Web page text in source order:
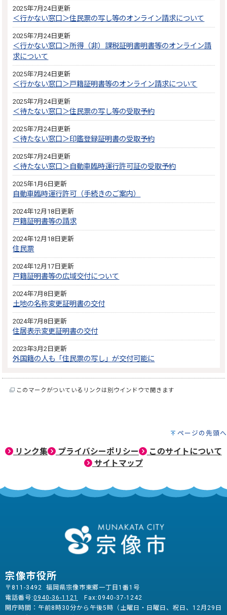
2025年7月24日更新
＜行かない窓口＞住民票の写し等のオンライン請求について
2025年7月24日更新
＜行かない窓口＞所得（非）課税証明書明書等のオンライン請
求について
2025年7月24日更新
＜行かない窓口＞戸籍証明書等のオンライン請求について
2025年7月24日更新
＜待たない窓口＞住民票の写し等の受取予約
2025年7月24日更新
＜待たない窓口＞印鑑登録証明書の受取予約
2025年7月24日更新
＜待たない窓口＞自動車臨時運行許可証の受取予約
2025年1月6日更新
自動車臨時運行許可（手続きのご案内）
2024年12月18日更新
戸籍証明書等の請求
2024年12月18日更新
住民票
2024年12月17日更新
戸籍証明書等の広域交付について
2024年7月8日更新
土地の名称変更証明書の交付
2024年7月8日更新
住居表示変更証明書の交付
2023年3月2日更新
外国籍の人も「住民票の写し」が交付可能に
このマークがついているリンクは別ウインドウで開きます
ページの先頭へ
リンク集 プライバシーポリシー
このサイトについて
サイトマップ
宗像市役所
〒811-3492 福岡県宗像市東郷一丁目1番1号
電話番号:0940-36-1121
Fax:0940-37-1242
開庁時間：午前8時30分から午後5時（土曜日・日曜日、祝日、12月29日